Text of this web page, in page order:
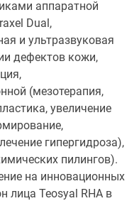
аппаратной
Dual,
и ультразвуковая
дефектов кожи,
(мезотерапия,
увеличение
гипергидроза),
пилингов).
на инновационных
лица Teosyal RHA в